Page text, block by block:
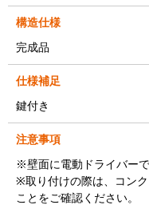
構造仕様
完成品
仕様補足
鍵付き
注意事項
※壁面に電動ドライバー
※取り付けの際は、コン
ことをご確認ください。